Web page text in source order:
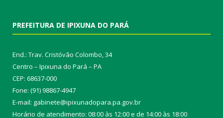
PREFEITURA DE IPIXUNA DO PARÁ
End.: Trav. Cristóvão Colombo, 34
Centro – Ipixuna do Pará – PA
CEP: 68637-000
Fone: (91) 98867-4947
E-mail: gabinete@ipixunadopara.pa.gov.br
Horário de atendimento: 08:00 às 12:00 e de 14:00 às 18:00